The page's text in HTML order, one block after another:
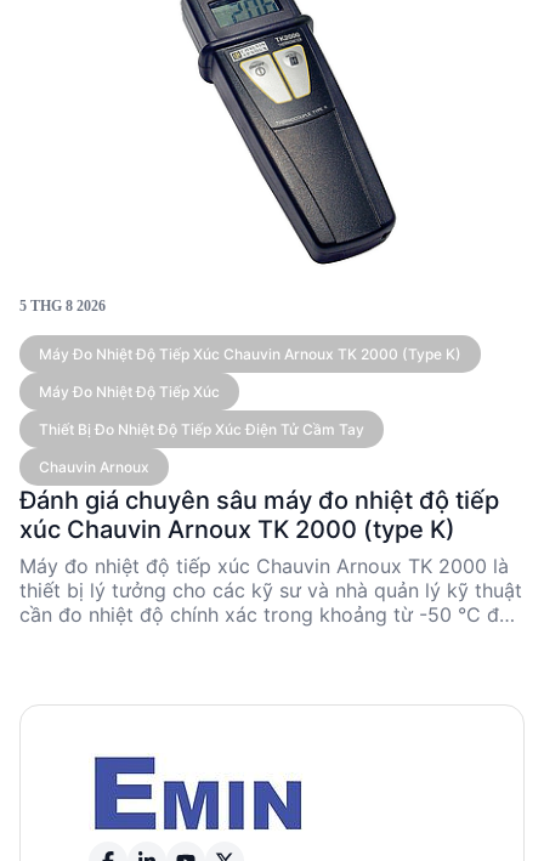
5 THG 8 2026
Máy Đo Nhiệt Độ Tiếp Xúc Chauvin Arnoux TK 2000 (type K)
Máy Đo Nhiệt Độ Tiếp Xúc
Thiết Bị Đo Nhiệt Độ Tiếp Xúc Điện Tử Cầm Tay
Chauvin Arnoux
Đánh giá chuyên sâu máy đo nhiệt độ tiếp
xúc Chauvin Arnoux TK 2000 (type K)
Máy đo nhiệt độ tiếp xúc Chauvin Arnoux TK 2000 là
thiết bị lý tưởng cho các kỹ sư và nhà quản lý kỹ thuật
cần đo nhiệt độ chính xác trong khoảng từ -50 °C đến
nghiệp. Thiết kế nhỏ gọn và dễ sử dụng giúp thiết bị
công nghiệp và nghiên cứu.